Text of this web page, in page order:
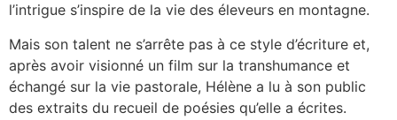
l’intrigue s’inspire de la vie des éleveurs en montagne.
Mais son talent ne s’arrête pas à ce style d’écriture et,
après avoir visionné un film sur la transhumance et
échangé sur la vie pastorale, Hélène a lu à son public
des extraits du recueil de poésies qu’elle a écrites.